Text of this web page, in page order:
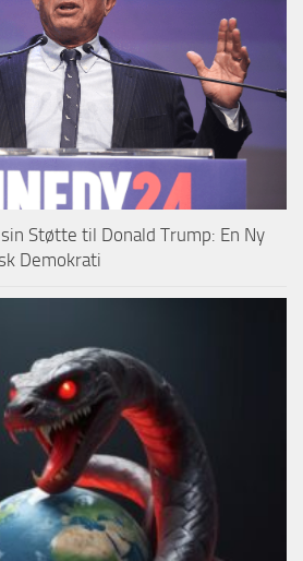
Støtte til Donald Trump: En Ny
Demokrati